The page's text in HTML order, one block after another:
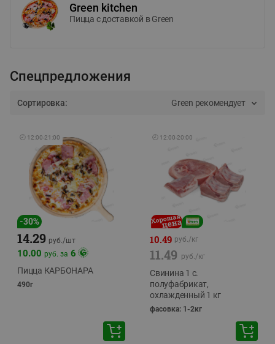
Green kitchen
Пицца c доставкой в Green
Спецпредложения
Сортировка: Green рекомендует
🕘 12:00-21:00
-30%
14.29 руб./шт
10.00 руб. за 6
Пицца КАРБОНАРА
490г
🕘 12:00-20:00
10.49 руб./кг
11.49 руб./кг
Свинина 1 с.
полуфабрикат,
охлажденный 1 кг
фасовка: 1-2кг